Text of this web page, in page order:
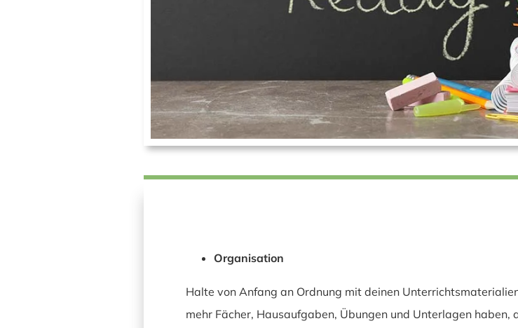
Organisation
Halte von Anfang an Ordnung mit deinen
mehr Fächer, Hausaufgaben, Übungen und Unterlagen haben,